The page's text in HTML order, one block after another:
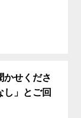
かせくださ
し」とご回